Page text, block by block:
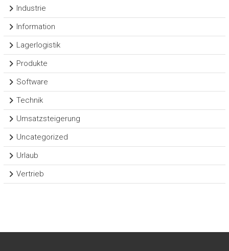
Industrie
Information
Lagerlogistik
Produkte
Software
Technik
Umsatzsteigerung
Uncategorized
Urlaub
Vertrieb